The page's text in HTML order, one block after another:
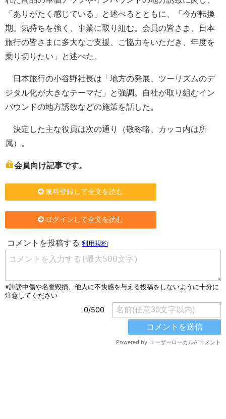
「ありがたく感じている」と述べるとともに、「今が転換
期。気持ちを強く、事業に取り組む。会員の皆さま、日本
旅行の皆さまに多大なご支援、ご協力をいただき、年度を
乗り切りたい」と述べた。
日本旅行の小谷野社長は「地方の発展、ツーリズムのデ
ジタル化が大きなテーマだ」と強調。自社が取り組むイン
バウンドの地方誘致などの施策を話した。
決定した主な役員は次の通り（敬称略、カッコ内は所
属）。
会員向け記事です。
無料登録して全文を読む
ログインして全文を読む